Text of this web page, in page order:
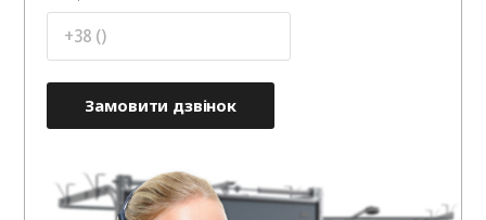
Замовити дзвінок